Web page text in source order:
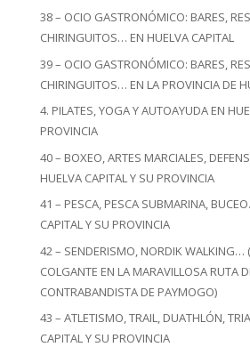
38 – OCIO GASTRONÓMICO: BARES,
CHIRINGUITOS… EN HUELVA CAPITAL
39 – OCIO GASTRONÓMICO: BARES,
CHIRINGUITOS… EN LA PROVINCIA DE
4. PILATES, YOGA Y AUTOAYUDA EN
PROVINCIA
40 – BOXEO, ARTES MARCIALES,
HUELVA CAPITAL Y SU PROVINCIA
41 – PESCA, PESCA SUBMARINA,
CAPITAL Y SU PROVINCIA
42 – SENDERISMO, NORDIK WALKING…
COLGANTE EN LA MARAVILLOSA RUTA
CONTRABANDISTA DE PAYMOGO)
43 – ATLETISMO, TRAIL, DUATHLÓN,
CAPITAL Y SU PROVINCIA